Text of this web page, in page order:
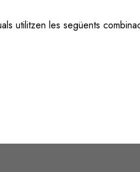
utilitzen les següents